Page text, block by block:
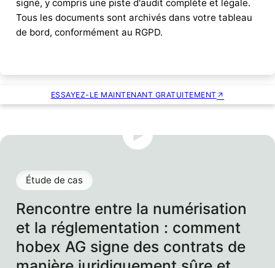
signé, y compris une piste d'audit complète et légale.
Tous les documents sont archivés dans votre tableau
de bord, conformément au RGPD.
ESSAYEZ-LE MAINTENANT GRATUITEMENT
Rencontre entre la numérisation
et la réglementation : comment
hobex AG signe des contrats de
Étude de cas